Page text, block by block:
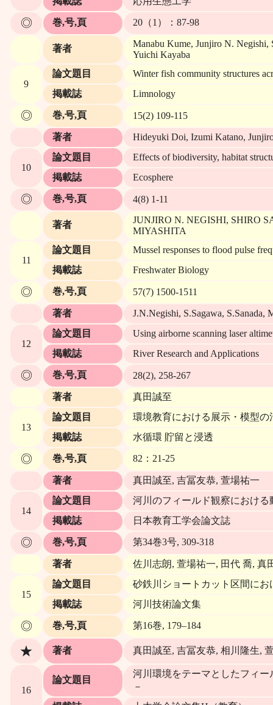
◎ 巻,号,頁 20（1）：87-98
著者
Manabu Kume, Junjiro N. Negishi,
Yuichi Kayaba
9
論文題目
Winter fish community structures
掲載誌
Limnology
◎ 巻,号,頁 15(2) 109-115
著者 Hideyuki Doi, Izumi Katano,
10
論文題目
Effects of biodiversity, habitat
掲載誌
Ecosphere
◎ 巻,号,頁 4(8) 1-11
著者
JUNJIRO N. NEGISHI, SHIRO
MIYASHITA
11
論文題目
Mussel responses to flood pulse
掲載誌
Freshwater Biology
◎ 巻,号,頁 57(7) 1500-1511
著者 J.N.Negishi, S.Sagawa,
12
論文題目
Using airborne scanning laser
掲載誌
River Research and Applications
◎ 巻,号,頁 28(2), 258-267
著者 真田誠至
13
論文題目
環境教育における展示・模型
掲載誌
水循環 貯留と浸透
◎ 巻,号,頁 82：21-25
著者 真田誠至, 吉冨友恭, 萱場祐一
14
論文題目
河川のフィールド観察におけ
掲載誌
日本教育工学会論文誌
◎ 巻,号,頁 第34巻3号, 309-318
著者 佐川志朗, 萱場祐一, 田代 喬, 真
15
論文題目
砂鉄川ショートカット区間に
掲載誌
河川技術論文集
◎ 巻,号,頁 第16巻, 179–184
★ 著者 真田誠至, 吉冨友恭, 相川隆生,
16
論文題目
河川環境をテーマとしたフィ
－